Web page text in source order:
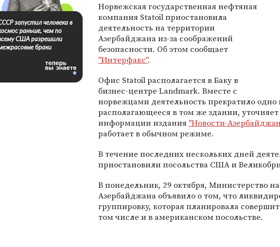
Норвежская государственная нефтяная
компания Statoil приостановила
деятельность на территории
Азербайджана из-за соображений
безопасности. Об этом сообщает
"Интерфакс".
Офис Statoil располагается в Баку в
бизнес-центре Landmark. Вместе с
норвежцами деятельность прекратило одно
располагающееся в том же здании,
информации издания "Новости-
работает в обычном режиме.
В течение последних нескольких дней
приостановили посольства США и
В понедельник, 29 октября, Министерство
Азербайджана объявило о том, что
группировку, которая планировала
том числе и в американском посольстве.
запустил человека в
раньше, чем по
США разрешили
браки